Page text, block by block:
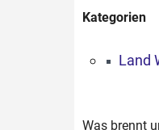
Kategorien
Land
Was brennt